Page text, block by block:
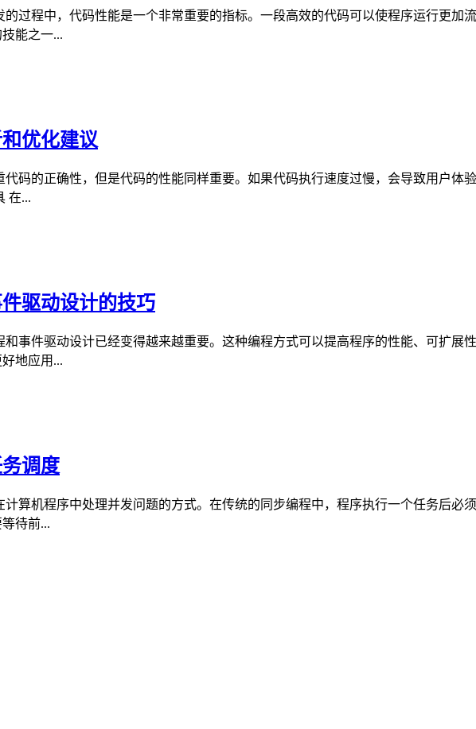
过程中，代码性能是一个非常重要的指标。一段高效的代码可以使程序运行更加
能之一...
优化建议
码的正确性，但是代码的性能同样重要。如果代码执行速度过慢，会导致用户体
在...
驱动设计的技巧
事件驱动设计已经变得越来越重要。这种编程方式可以提高程序的性能、可扩展
地应用...
调度
算机程序中处理并发问题的方式。在传统的同步编程中，程序执行一个任务后必
待前...